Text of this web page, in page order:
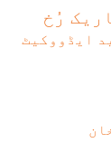
رُخ
ایڈووکیٹ